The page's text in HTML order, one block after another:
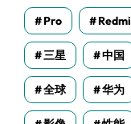
Pro Redmi
三星 中国
全球 华为